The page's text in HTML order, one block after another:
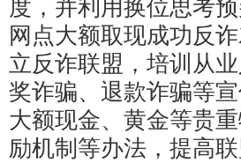
度，并利用换位思考
网点大额取现成功反
立反诈联盟，培训从
奖诈骗、退款诈骗等
大额现金、黄金等贵
励机制等办法，提高